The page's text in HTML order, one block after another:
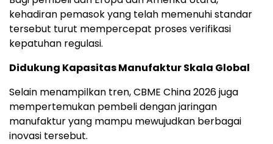
kehadiran pemasok yang telah memenuhi standar
tersebut turut mempercepat proses verifikasi
kepatuhan regulasi.
Didukung Kapasitas Manufaktur Skala Global
Selain menampilkan tren, CBME China 2026 juga
mempertemukan pembeli dengan jaringan
manufaktur yang mampu mewujudkan berbagai
inovasi tersebut.